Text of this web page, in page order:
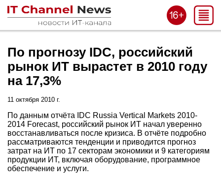
По прогнозу IDC, российский
рынок ИТ вырастет в 2010 году
на 17,3%
11 октября 2010 г.
По данным отчёта IDC Russia Vertical Markets 2010-
2014 Forecast, российский рынок ИТ начал уверенно
восстанавливаться после кризиса. В отчёте подробно
рассматриваются тенденции и приводится прогноз
затрат на ИТ по 17 секторам экономики и 9 категориям
продукции ИТ, включая оборудование, программное
обеспечение и услуги.